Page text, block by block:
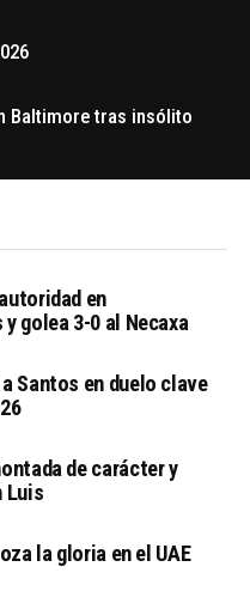
Baltimore tras insólito
en
golea 3-0 al Necaxa
Santos en duelo clave
de carácter y
Luis
la gloria en el UAE